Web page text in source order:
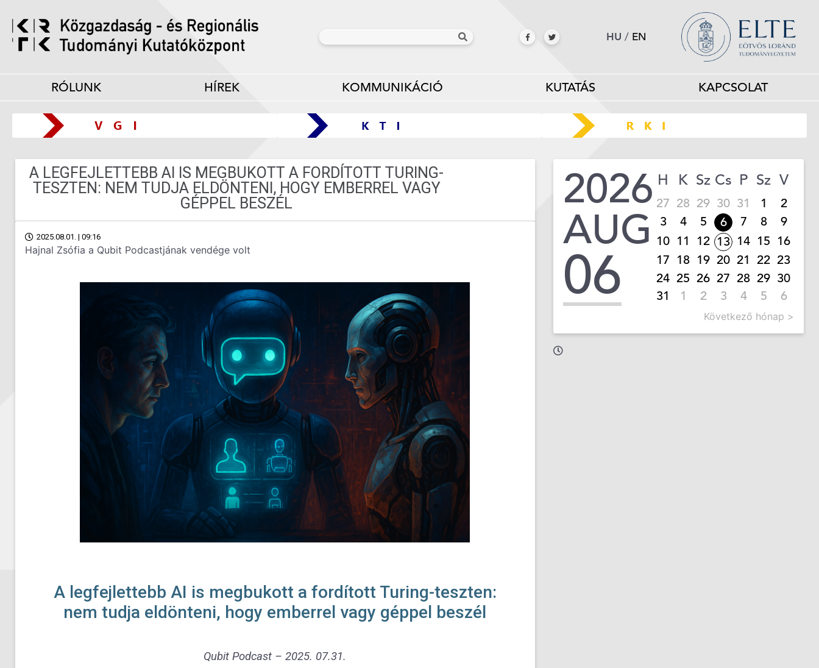
HU / EN
RÓLUNK HÍREK KOMMUNIKÁCIÓ KUTATÁS KAPCSOLAT
A LEGFEJLETTEBB AI IS MEGBUKOTT A FORDÍTOTT TURING-
TESZTEN: NEM TUDJA ELDÖNTENI, HOGY EMBERREL VAGY
GÉPPEL BESZÉL
2025.08.01. | 09:16
Hajnal Zsófia a Qubit Podcastjának vendége volt
A legfejlettebb AI is megbukott a fordított Turing-teszten:
nem tudja eldönteni, hogy emberrel vagy géppel beszél
Qubit Podcast – 2025. 07.31.
2026
AUG
06
H K Sz Cs P Sz V
27 28 29 30 31 1
2
3
4 5 6 7 8
9
10 11 12 13 14 15 16
17 18 19 20 21 22 23
24 25 26 27 28 29 30
31
1 2 3 4 5 6
Következő hónap >